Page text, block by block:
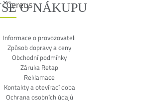
O NÁKUPU
Informace o provozovateli
Způsob dopravy a ceny
Obchodní podmínky
Záruka Retap
Reklamace
Kontakty a otevírací doba
Ochrana osobních údajů